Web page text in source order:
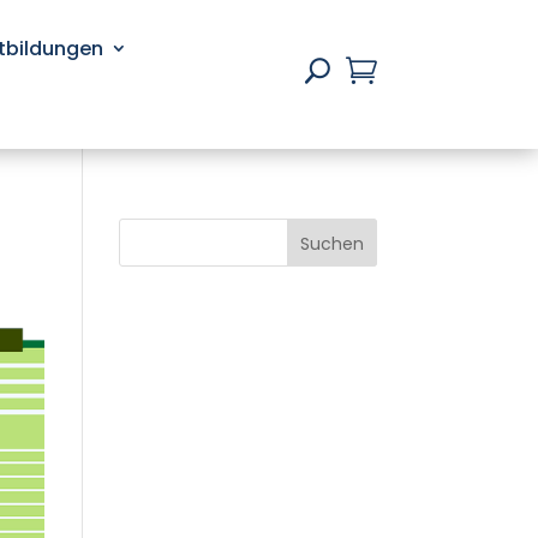
U 
Suchen